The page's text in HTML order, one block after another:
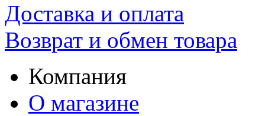
Доставка и оплата
Возврат и обмен товара
Компания
О магазине